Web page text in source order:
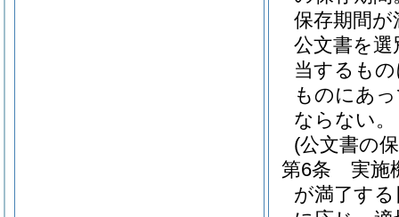
保存期間
公文書を
当するも
ものにあ
ならない。
(公文書の
第6条
実施
が満了す